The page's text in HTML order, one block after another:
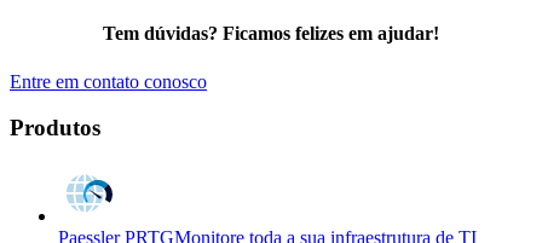
Tem dúvidas? Ficamos felizes em ajudar!
Entre em contato conosco
Produtos
Paessler PRTGMonitore toda a sua infraestrutura de TI